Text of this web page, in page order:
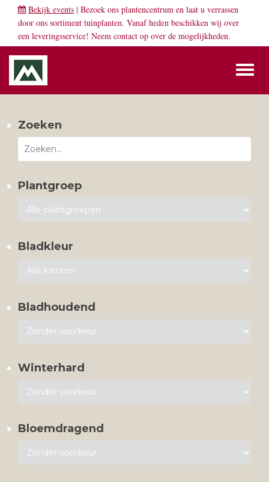
Bekijk events | Bezoek ons plantencentrum en laat u verrassen
door ons sortiment tuinplanten. Vanaf heden beschikken wij over
een leveringsservice! Neem contact op over de mogelijkheden.
Zoeken
Plantgroep
Bladkleur
Bladhoudend
Winterhard
Bloemdragend